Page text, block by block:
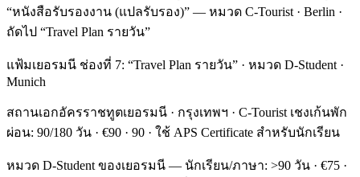
“หนังสือรับรองงาน (แปลรับรอง)” — หมวด C-Tourist · Berlin ·
ถัดไป “Travel Plan รายวัน”
แฟ้มเยอรมนี ช่องที่ 7: “Travel Plan รายวัน” · หมวด D-Student ·
Munich
สถานเอกอัครราชทูตเยอรมนี · กรุงเทพฯ · C-Tourist เชงเก้นพัก
ผ่อน: 90/180 วัน · €90 · 90 · ใช้ APS Certificate สำหรับนักเรียน
หมวด D-Student ของเยอรมนี — นักเรียน/ภาษา: >90 วัน · €75 ·